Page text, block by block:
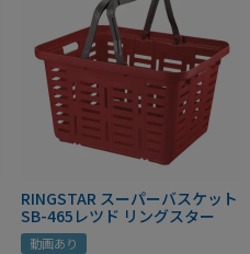
RINGSTAR スーパーバスケット
SB-465レツド リングスター
動画あり